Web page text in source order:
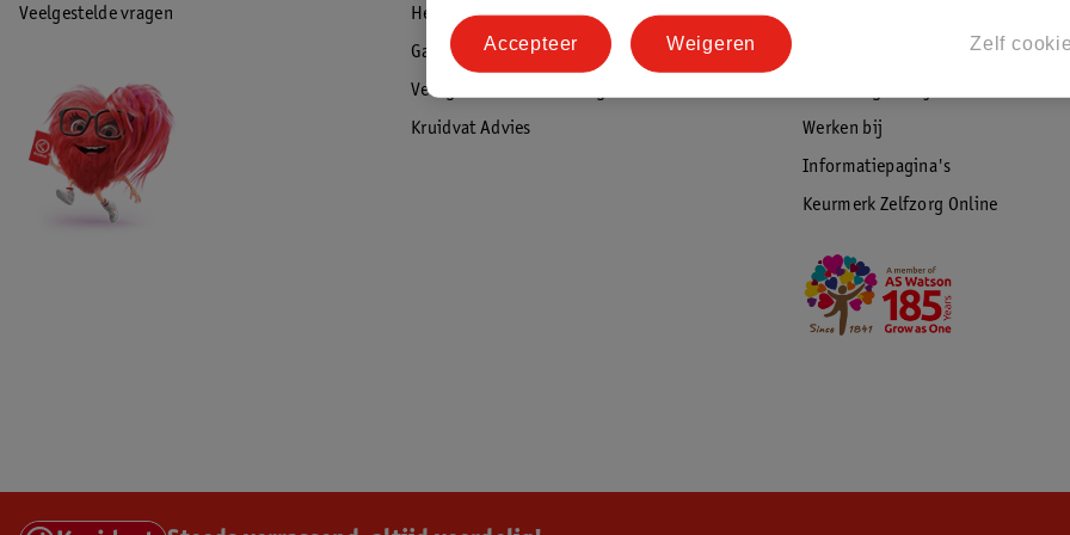
Veelgestelde vragen
Herroepen & retourneren
Garantie
Veiligheidswaarschuwingen
Kruidvat Advies
Werken bij
Informatiepagina's
Keurmerk Zelfzorg Online
Zelf
Weigeren
Accepteer